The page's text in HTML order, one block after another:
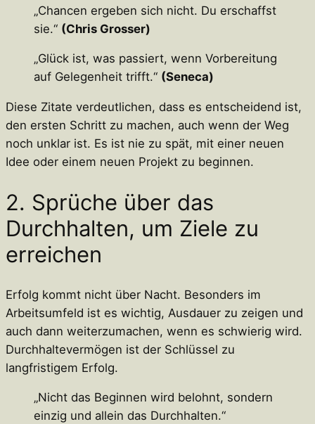
„Chancen ergeben sich nicht. Du erschaffst
sie.“ (Chris Grosser)
„Glück ist, was passiert, wenn Vorbereitung
auf Gelegenheit trifft.“ (Seneca)
Diese Zitate verdeutlichen, dass es entscheidend ist,
den ersten Schritt zu machen, auch wenn der Weg
noch unklar ist. Es ist nie zu spät, mit einer neuen
Idee oder einem neuen Projekt zu beginnen.
2. Sprüche über das
Durchhalten, um Ziele zu
erreichen
Erfolg kommt nicht über Nacht. Besonders im
Arbeitsumfeld ist es wichtig, Ausdauer zu zeigen und
auch dann weiterzumachen, wenn es schwierig wird.
Durchhaltevermögen ist der Schlüssel zu
langfristigem Erfolg.
„Nicht das Beginnen wird belohnt, sondern
einzig und allein das Durchhalten.“